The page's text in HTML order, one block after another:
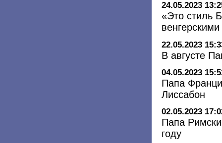
24.05.2023
«Это стиль
22.05.2023
В августе
04.05.2023
Папа
Лиссабон
02.05.2023
Папа
году